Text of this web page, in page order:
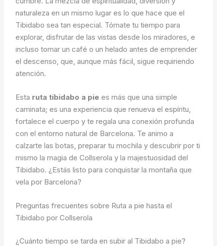
naturaleza en un mismo lugar es lo que hace que el
Tibidabo sea tan especial. Tómate tu tiempo para
explorar, disfrutar de las vistas desde los miradores, e
incluso tomar un café o un helado antes de emprender
el descenso, que, aunque más fácil, sigue requiriendo
atención.
Esta ruta tibidabo a pie es más que una simple
caminata; es una experiencia que renueva el espíritu,
fortalece el cuerpo y te regala una conexión profunda
con el entorno natural de Barcelona. Te animo a
calzarte las botas, preparar tu mochila y descubrir por ti
mismo la magia de Collserola y la majestuosidad del
Tibidabo. ¿Estás listo para conquistar la montaña que
vela por Barcelona?
Preguntas frecuentes sobre Ruta a pie hasta el
Tibidabo por Collserola
¿Cuánto tiempo se tarda en subir al Tibidabo a pie?